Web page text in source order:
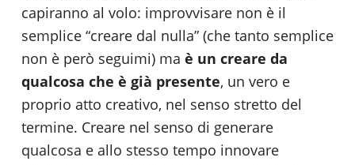
capiranno al volo: improvvisare non è il
semplice “creare dal nulla” (che tanto semplice
non è però seguimi) ma è un creare da
qualcosa che è già presente, un vero e
proprio atto creativo, nel senso stretto del
termine. Creare nel senso di generare
qualcosa e allo stesso tempo innovare